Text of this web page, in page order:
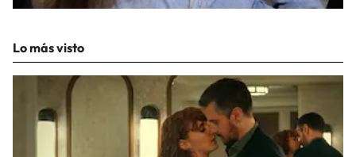
Lo más visto